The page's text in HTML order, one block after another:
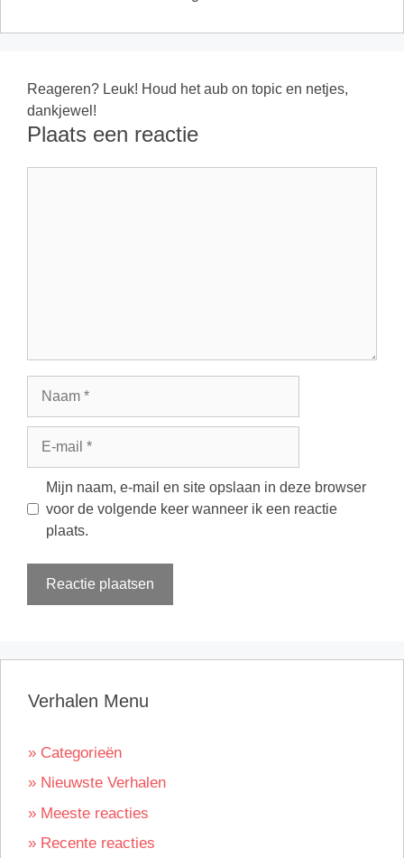
Reageren? Leuk! Houd het aub on topic en netjes,
dankjewel!
Plaats een reactie
Mijn naam, e-mail en site opslaan in deze browser
voor de volgende keer wanneer ik een reactie
plaats.
Verhalen Menu
» Categorieën
» Nieuwste Verhalen
» Meeste reacties
» Recente reacties